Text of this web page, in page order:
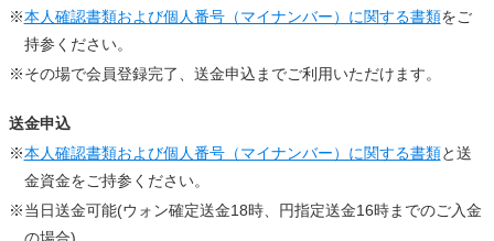
※本人確認書類および個人番号（マイナンバー）に関する書類をご
持参ください。
※その場で会員登録完了、送金申込までご利用いただけます。
送金申込
※本人確認書類および個人番号（マイナンバー）に関する書類と送
金資金をご持参ください。
※当日送金可能(ウォン確定送金18時、円指定送金16時までのご入金
の場合)。